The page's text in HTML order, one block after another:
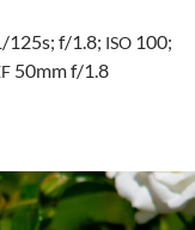
125s; f/1.8; ISO100;
50mm f/1.8